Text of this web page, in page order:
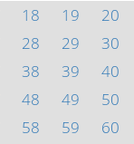
18 19
20
28 29
30
38 39
40
48 49
50
58 59
60